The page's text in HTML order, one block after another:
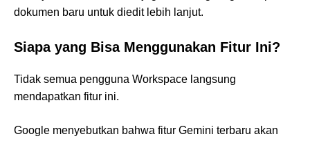
dokumen baru untuk diedit lebih lanjut.
Siapa yang Bisa Menggunakan Fitur Ini?
Tidak semua pengguna Workspace langsung
mendapatkan fitur ini.
Google menyebutkan bahwa fitur Gemini terbaru akan